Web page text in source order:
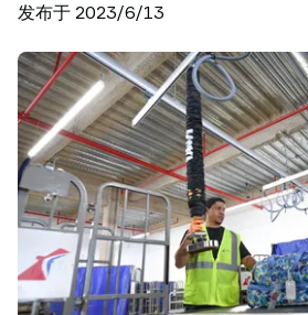
发布于 2023/6/13
应
服
务
与
支
持
成
案
例